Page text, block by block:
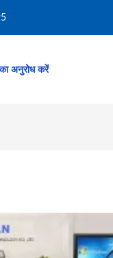
अनुरोध करें